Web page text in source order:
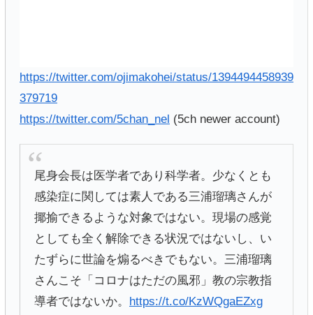
https://twitter.com/ojimakohei/status/1394494458939
379719
https://twitter.com/5chan_nel (5ch newer account)
尾身会長は医学者であり科学者。少なくとも
感染症に関しては素人である三浦瑠璃さんが
揶揄できるような対象ではない。現場の感覚
としても全く解除できる状況ではないし、い
たずらに世論を煽るべきでもない。三浦瑠璃
さんこそ「コロナはただの風邪」教の宗教指
導者ではないか。 https://t.co/KzWQgaEZxg